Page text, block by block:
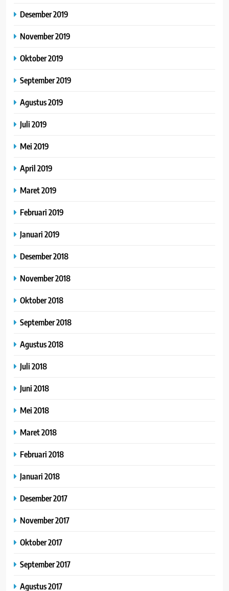
Desember 2019
November 2019
Oktober 2019
September 2019
Agustus 2019
Juli 2019
Mei 2019
April 2019
Maret 2019
Februari 2019
Januari 2019
Desember 2018
November 2018
Oktober 2018
September 2018
Agustus 2018
Juli 2018
Juni 2018
Mei 2018
Maret 2018
Februari 2018
Januari 2018
Desember 2017
November 2017
Oktober 2017
September 2017
Agustus 2017